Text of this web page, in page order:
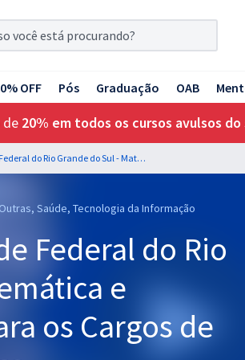
OFF Pós Graduação OAB
de 20% em todos os cursos avulsos do
UFRGS - Universidade Federal do Rio Grande do Sul - Matemática e Raciocínio Lógico para os Cargos de Nível Médio e Técnico
Saúde, Tecnologia da Informação
Federal do Rio
e
os Cargos de